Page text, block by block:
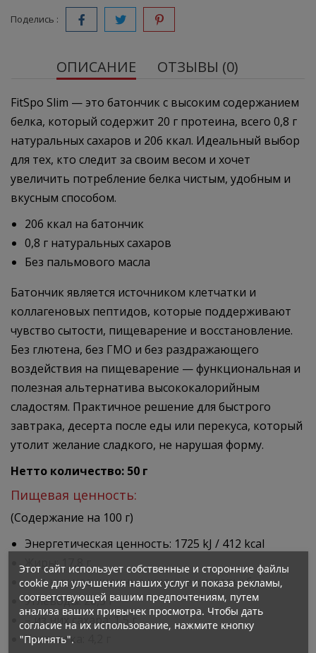
Поделись :
ОПИСАНИЕ ОТЗЫВЫ (0)
FitSpo Slim — это батончик с высоким содержанием
белка, который содержит 20 г протеина, всего 0,8 г
натуральных сахаров и 206 ккал. Идеальный выбор
для тех, кто следит за своим весом и хочет
увеличить потребление белка чистым, удобным и
вкусным способом.
206 ккал на батончик
0,8 г натуральных сахаров
Без пальмового масла
Батончик является источником клетчатки и
коллагеновых пептидов, которые поддерживают
чувство сытости, пищеварение и восстановление.
Без глютена, без ГМО и без раздражающего
воздействия на пищеварение — функциональная и
полезная альтернатива высококалорийным
сладостям. Практичное решение для быстрого
завтрака, десерта после еды или перекуса, который
утолит желание сладкого, не нарушая форму.
Нетто количество: 50 г
Пищевая ценность:
(Содержание на 100 г)
Энергетическая ценность: 1725 kJ / 412 kcal
Жиры: 17,8 г
– из них насыщенные жирные кислоты: 6 г
Углеводы: 26,5 г
– из них сахара: 1,5 г
Клетчатка: 4,2 г
Этот сайт использует собственные и сторонние файлы
cookie для улучшения наших услуг и показа рекламы,
соответствующей вашим предпочтениям, путем
анализа ваших привычек просмотра. Чтобы дать
согласие на их использование, нажмите кнопку
"Принять".